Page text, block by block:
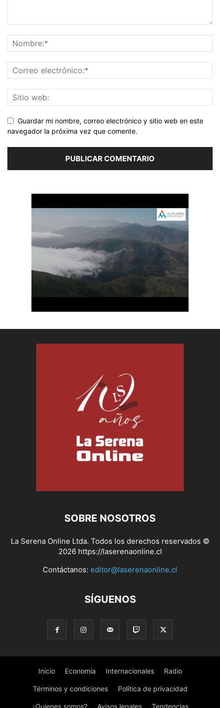
Guardar mi nombre, correo electrónico y sitio web en este
navegador la próxima vez que comente.
SOBRE NOSOTROS
La Serena Online Ltda. Todos los derechos reservados ©
2026 https://laserenaonline.cl
Contáctanos: editor@laserenaonline.cl
SÍGUENOS
Inicio Economía Internacionales Radio
Términos y condiciones Política de privacidad